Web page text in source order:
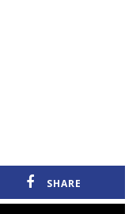
SHARE